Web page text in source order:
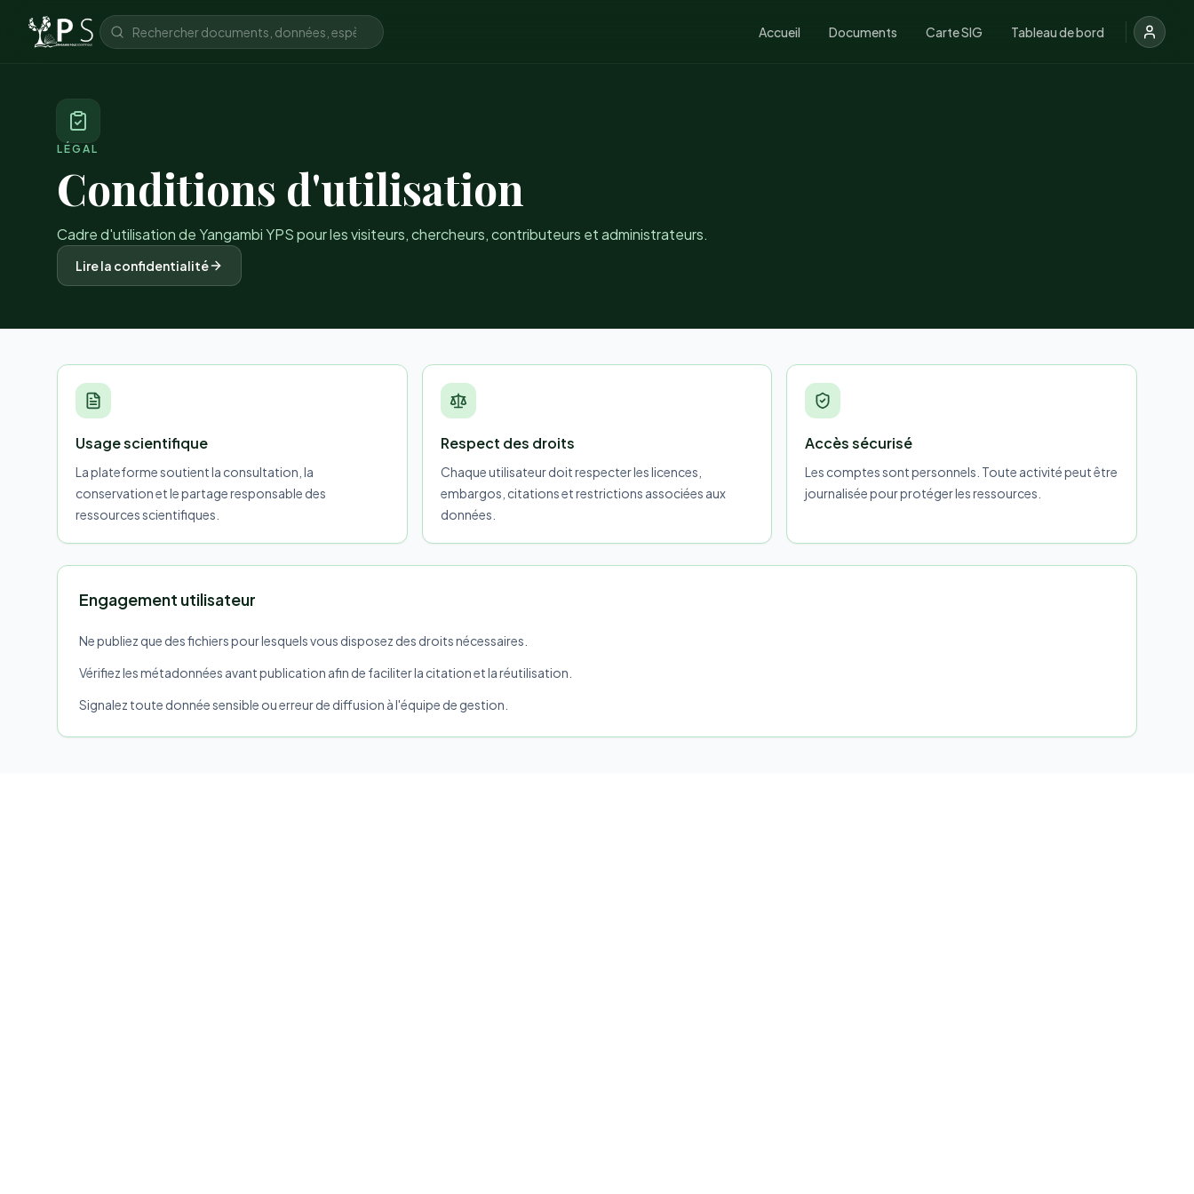
Accueil Documents Carte SIG Tableau de bord
LÉGAL
Conditions d'utilisation
Cadre d'utilisation de Yangambi YPS pour les visiteurs, chercheurs, contributeurs et administrateurs.
Lire la confidentialité
Usage scientifique
La plateforme soutient la consultation, la
conservation et le partage responsable des
ressources scientifiques.
Respect des droits
Chaque utilisateur doit respecter les licences,
embargos, citations et restrictions associées aux
données.
Accès sécurisé
Les comptes sont personnels. Toute activité peut être
journalisée pour protéger les ressources.
Engagement utilisateur
Ne publiez que des fichiers pour lesquels vous disposez des droits nécessaires.
Vérifiez les métadonnées avant publication afin de faciliter la citation et la réutilisation.
Signalez toute donnée sensible ou erreur de diffusion à l'équipe de gestion.